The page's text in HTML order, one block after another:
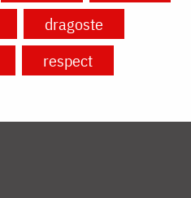
dragoste
respect